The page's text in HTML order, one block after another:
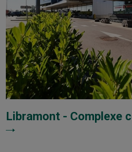
Libramont - Complexe